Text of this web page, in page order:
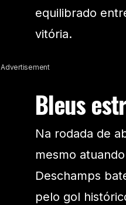
equilibrado
vitória.
Advertisement
Bleus
Na rodada de
mesmo
Deschamps
pelo gol